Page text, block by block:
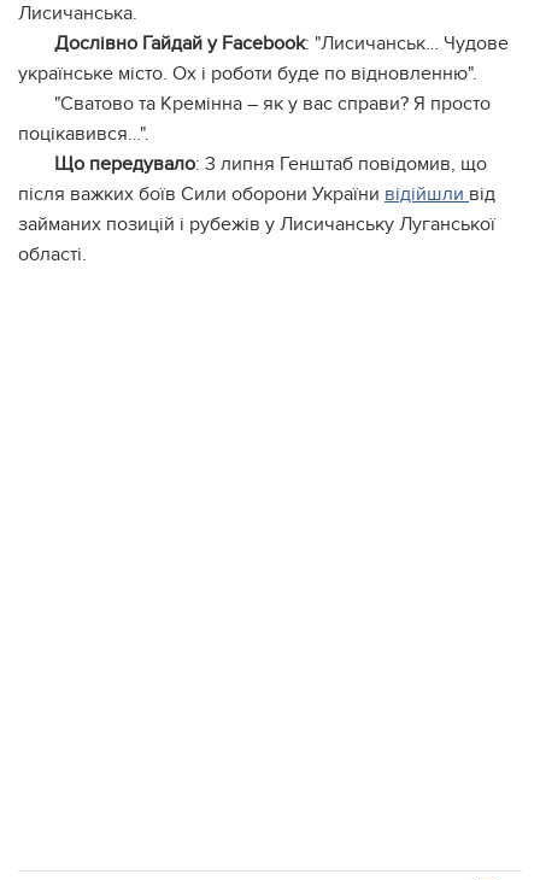
Лисичанська.
Дослівно Гайдай у Facebook: "Лисичанськ… Чудове
українське місто. Ох і роботи буде по відновленню".
"Сватово та Кремінна – як у вас справи? Я просто
поцікавився…".
Що передувало: 3 липня Генштаб повідомив, що
після важких боїв Сили оборони України відійшли від
займаних позицій і рубежів у Лисичанську Луганської
області.